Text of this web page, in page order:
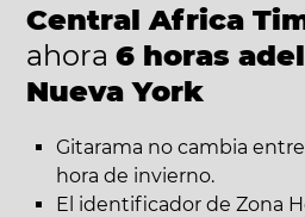
Central Africa
ahora 6 horas
Nueva York
Gitarama no cambia
hora de invierno.
El identificador de Zona